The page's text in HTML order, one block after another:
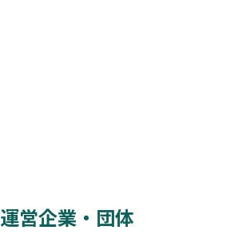
運営企業・団体